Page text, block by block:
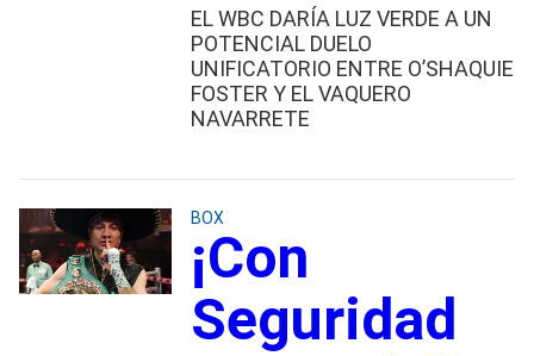
EL WBC DARÍA LUZ VERDE A UN
POTENCIAL DUELO
UNIFICATORIO ENTRE O’SHAQUIE
FOSTER Y EL VAQUERO
NAVARRETE
BOX
¡Con
Seguridad